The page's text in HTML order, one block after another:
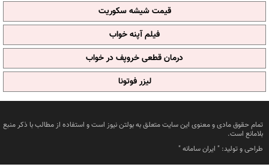
قیمت شیشه سکوریت
فیلم آپنه خواب
درمان قطعی خروپف در خواب
لیزر فوتونا
تمام حقوق مادی و معنوی این سایت متعلق به بولتن نیوز است و استفاده از مطالب با ذکر منبع
بلامانع است.
طراحی و تولید: " ایران سامانه"